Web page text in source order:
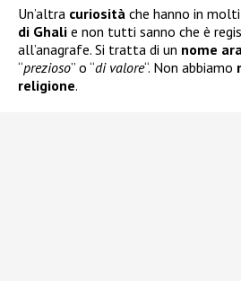
Un’altra curiosità che hanno in
di Ghali e non tutti sanno che è
all’anagrafe. Si tratta di un nome
“prezioso” o “di valore“. Non abbiamo
religione.